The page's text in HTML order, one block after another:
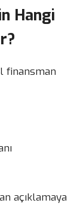
Hangi
finansman
açıklamaya